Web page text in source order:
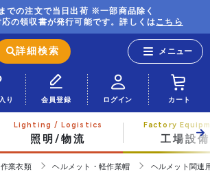
での注文で当日出荷 ※一部商品除く
の領収書が発行可能です。詳しくはこちら
詳細検索
り 会員登録 ログイン カート
照明/物流 工場設備
作業衣類 ヘルメット・軽作業帽 ヘルメット関連